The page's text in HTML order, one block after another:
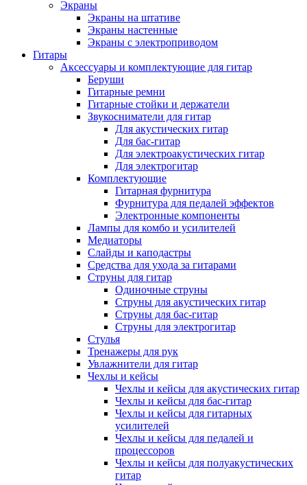
Экраны
Экраны на штативе
Экраны настенные
Экраны с электроприводом
Гитары
Аксессуары и комплектующие для гитар
Беруши
Гитарные ремни
Гитарные стойки и держатели
Звукосниматели для гитар
Для акустических гитар
Для бас-гитар
Для электроакустических гитар
Для электрогитар
Комплектующие
Гитарная фурнитура
Фурнитура для педалей эффектов
Электронные компоненты
Лампы для комбо и усилителей
Медиаторы
Слайды и каподастры
Средства для ухода за гитарами
Струны для гитар
Одиночные струны
Струны для акустических гитар
Струны для бас-гитар
Струны для электрогитар
Стулья
Тренажеры для рук
Увлажнители для гитар
Чехлы и кейсы
Чехлы и кейсы для акустических гитар
Чехлы и кейсы для бас-гитар
Чехлы и кейсы для гитарных
усилителей
Чехлы и кейсы для педалей и
процессоров
Чехлы и кейсы для полуакустических
гитар